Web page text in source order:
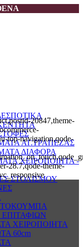
ΑΓ.ΤΡΑΠΕΖΑΣ
ΔΙΑΦΟΡΑ
ΧΕΙΡΟΠΟΙΗΤΑ -
ΣΤΟΛΙΣΜΟΥ
ΧΕΙΡΟΠΟΙΗΤΑ
60cm
20847,theme-
top-navigation,qode-
28.7,qode-theme-